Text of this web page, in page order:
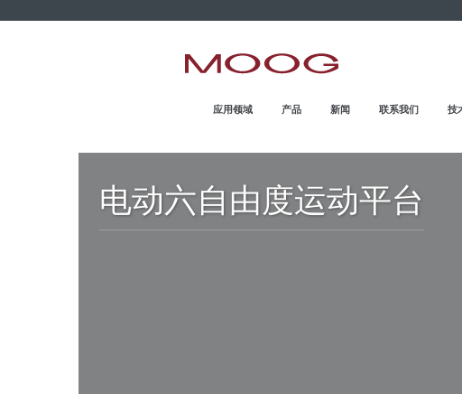
应用领域 产品 新闻 联系我们 技
电动六自由度运动平台